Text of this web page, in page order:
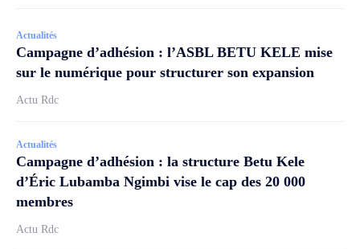
Actualités
Campagne d’adhésion : l’ASBL BETU KELE mise
sur le numérique pour structurer son expansion
Actu Rdc
Actualités
Campagne d’adhésion : la structure Betu Kele
d’Éric Lubamba Ngimbi vise le cap des 20 000
membres
Actu Rdc